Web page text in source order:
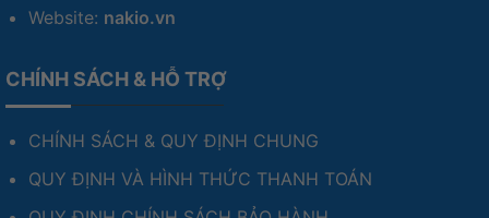
Website: nakio.vn
CHÍNH SÁCH & HỖ TRỢ
CHÍNH SÁCH & QUY ĐỊNH CHUNG
QUY ĐỊNH VÀ HÌNH THỨC THANH TOÁN